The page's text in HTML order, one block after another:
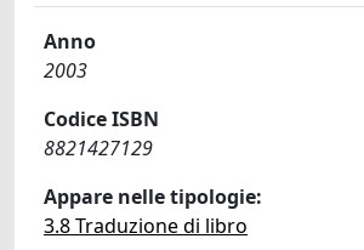
Anno
2003
Codice ISBN
8821427129
Appare nelle tipologie:
3.8 Traduzione di libro